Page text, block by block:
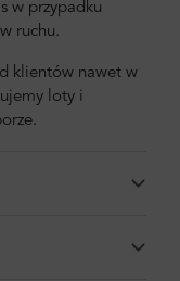
w przypadku
ruchu.
klientów nawet w
loty i